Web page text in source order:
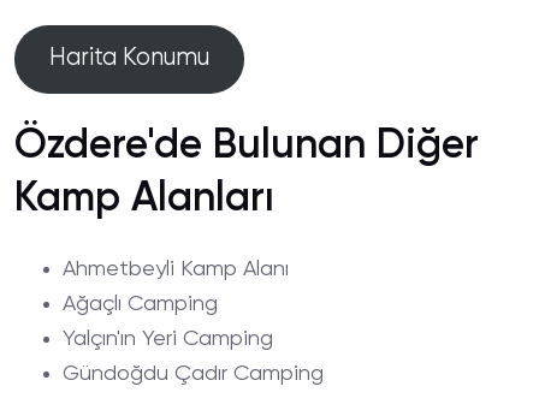
Harita Konumu
Özdere'de Bulunan Diğer
Kamp Alanları
Ahmetbeyli Kamp Alanı
Ağaçlı Camping
Yalçın'ın Yeri Camping
Gündoğdu Çadır Camping